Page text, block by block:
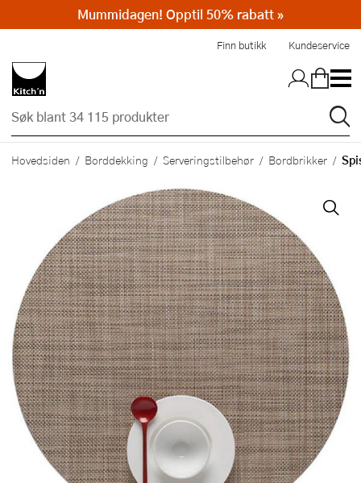
Finn butikk Kundeservice
Hovedsiden Borddekking Serveringstilbehør Bordbrikker
Mummidagen! Opptil 50% rabatt »